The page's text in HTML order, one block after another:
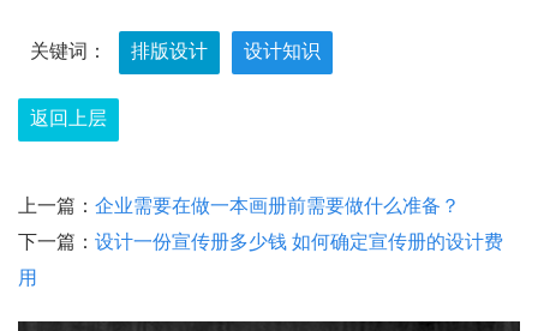
关键词： 排版设计 设计知识
返回上层
上一篇： 企业需要在做一本画册前需要做什么准备？
下一篇： 设计一份宣传册多少钱 如何确定宣传册的设计费
用